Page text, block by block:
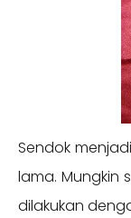
Sendok
lama. Mungkin
dilakukan